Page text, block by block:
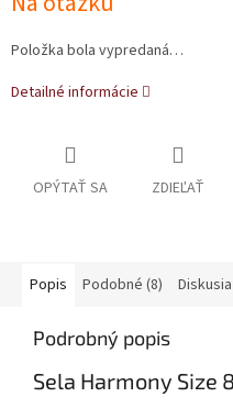
cena:
Položka bola vypredaná…
Detailné informácie
OPÝTAŤ SA ZDIEĽAŤ
Popis Podobné (8) Diskusia
Podrobný popis
Sela Harmony Size